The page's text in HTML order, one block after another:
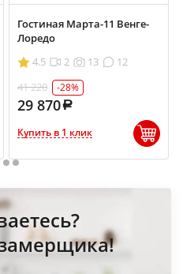
Гостиная Марта-11 Венге-
Лоредо
4.5
2 13
12
41 220
-28%
29 870
Купить в 1 клик
2 3